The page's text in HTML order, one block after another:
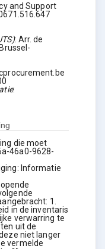
and Support
: Arr. de
:
die moet
46a0-9628-
: Informatie
1.
in de inventaris
verwarring te
uit de
niet langer
vermelde